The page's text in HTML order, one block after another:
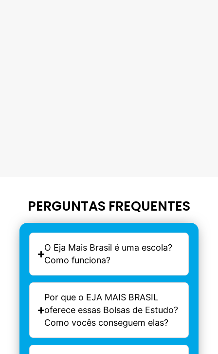
PERGUNTAS FREQUENTES
O Eja Mais Brasil é uma escola?
Como funciona?
Por que o EJA MAIS BRASIL
oferece essas Bolsas de Estudo?
Como vocês conseguem elas?